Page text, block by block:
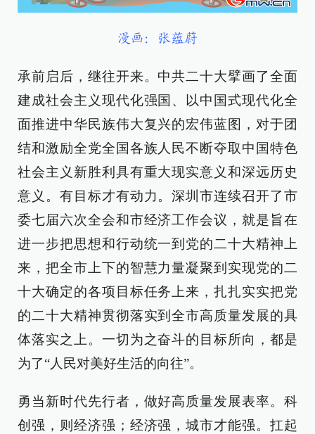
漫画：张蕴蔚
承前启后，继往开来。中共二十大擘画了全面
建成社会主义现代化强国、以中国式现代化全
面推进中华民族伟大复兴的宏伟蓝图，对于团
结和激励全党全国各族人民不断夺取中国特色
社会主义新胜利具有重大现实意义和深远历史
意义。有目标才有动力。深圳市连续召开了市
委七届六次全会和市经济工作会议，就是旨在
进一步把思想和行动统一到党的二十大精神上
来，把全市上下的智慧力量凝聚到实现党的二
十大确定的各项目标任务上来，扎扎实实把党
的二十大精神贯彻落实到全市高质量发展的具
体落实之上。一切为之奋斗的目标所向，都是
为了“人民对美好生活的向往”。
勇当新时代先行者，做好高质量发展表率。科
创强，则经济强；经济强，城市才能强。扛起